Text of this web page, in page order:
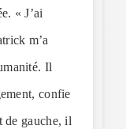
« J’ai
m’a
Il
confie
de gauche, il